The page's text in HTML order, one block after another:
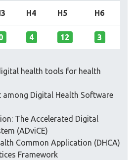
H4 H5 H6
4 12 3
health tools for health
among Digital Health Software
The Accelerated Digital
(ADviCE)
Common Application (DHCA)
Framework